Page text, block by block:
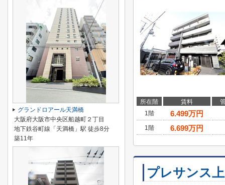
所在階 賃料
1階
6.499万円
1階 6.699万円
プレサンス
グランドロアール天満橋
大阪府大阪市中央区船越町２丁目
地下鉄谷町線「天満橋」駅 徒歩8分
築11年